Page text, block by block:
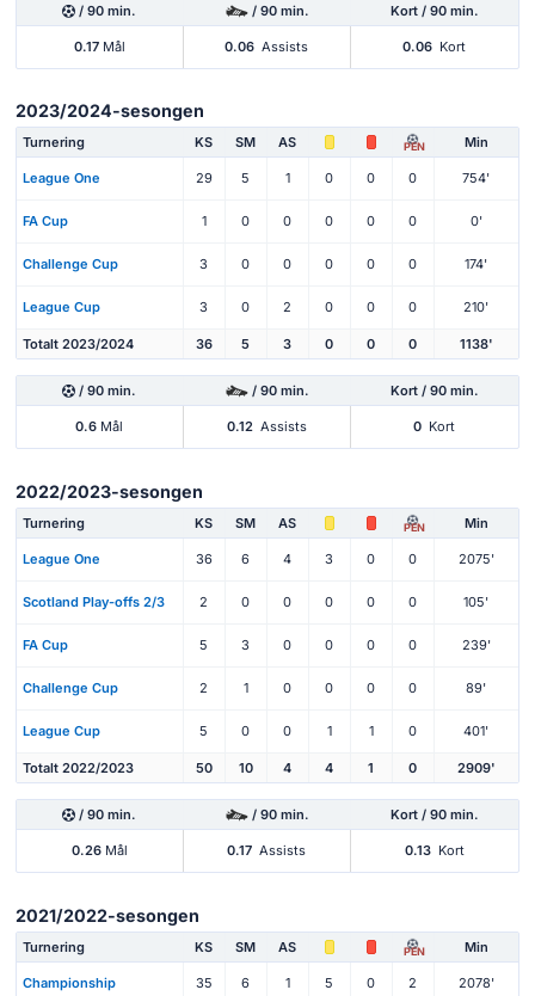
/ 90 min. / 90 min. Kort / 90 min.
0.17Mål 0.06 Assists 0.06 Kort
2023/2024-sesongen
Turnering KS SM AS PEN Min
League One 29 5 1 0 0 0 754'
FA Cup 1 0 0 0 0 0 0'
Challenge Cup 3 0 0 0 0 0 174'
League Cup 3 0 2 0 0 0 210'
Totalt 2023/2024 36 5 3 0 0 0 1138'
/ 90 min. / 90 min. Kort / 90 min.
0.6 Mål 0.12 Assists 0 Kort
2022/2023-sesongen
Turnering KS SM AS PEN Min
League One 36 6 4 3 0 0 2075'
Scotland Play-offs 2/3 2 0 0 0 0 0 105'
FA Cup 5 3 0 0 0 0 239'
Challenge Cup 2 1 0 0 0 0 89'
League Cup 5 0 0 1 1 0 401'
Totalt 2022/2023 50 10 4 4 1 0 2909'
/ 90 min. / 90 min. Kort / 90 min.
0.26Mål 0.17 Assists 0.13 Kort
2021/2022-sesongen
Turnering KS SM AS PEN Min
Championship 35 6 1 5 0 2 2078'